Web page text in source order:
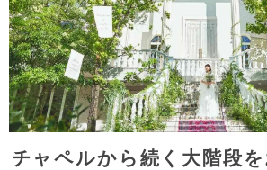
チャペルから続く大階段